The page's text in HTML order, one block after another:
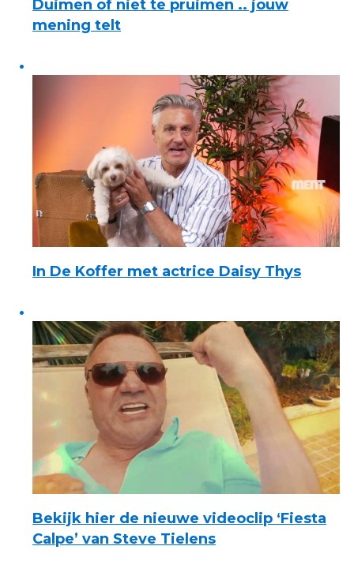
Duimen of niet te pruimen .. jouw
mening telt
In De Koffer met actrice Daisy Thys
Bekijk hier de nieuwe videoclip ‘Fiesta
Calpe’ van Steve Tielens